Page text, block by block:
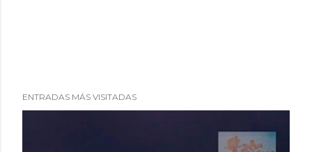
ENTRADAS MÁS VISITADAS